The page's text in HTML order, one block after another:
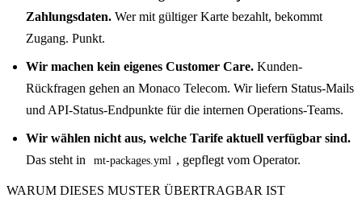
Zahlungsdaten. Wer mit gültiger Karte bezahlt, bekommt
Zugang. Punkt.
Wir machen kein eigenes Customer Care. Kunden-
Rückfragen gehen an Monaco Telecom. Wir liefern Status-Mails
und API-Status-Endpunkte für die internen Operations-Teams.
Wir wählen nicht aus, welche Tarife aktuell verfügbar sind.
Das steht in
mt-packages.yml , gepflegt vom Operator.
WARUM DIESES MUSTER ÜBERTRAGBAR IST